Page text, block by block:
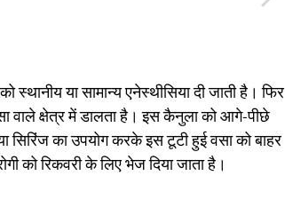
या सामान्य एनेस्थीसिया दी जाती है। फिर
वाले क्षेत्र में डालता है। इस कैनुला को आगे-पीछे
सिरिंज का उपयोग करके इस टूटी हुई वसा को बाहर
को रिकवरी के लिए भेज दिया जाता है।